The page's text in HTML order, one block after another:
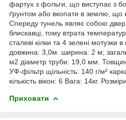
фартух з фольги, що виступає з
ґрунтом або вкопати в землю, що
Спереду тунель являє собою
блискавці, тому втрата
сталеві кілки та 4 зелені мотузки
довжина: 3,0м. ширина: 2 м;
м2 діаметр труби: 19,0 мм.
УФ-фільтр щільність: 140 г/м²
кількість вікон: 6 Вага: 14кг.
Приховати